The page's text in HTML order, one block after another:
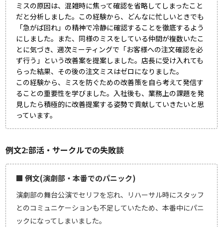
ミスの原因は、混雑時に焦って確認を省略してしまったこと
だと分析しました。この経験から、どんなに忙しいときでも
「急がば回れ」の精神で冷静に確認することを徹底するよう
にしました。また、同様のミスをしている仲間が複数いたこ
とに気づき、週次ミーティングで「お客様への注文確認を必
ず行う」という改善案を提案しました。店長に受け入れても
らった結果、その後の注文ミスはゼロになりました。
この経験から、ミスを防ぐための改善策を自ら考えて発信す
ることの重要性を学びました。入社後も、業務上の課題を発
見したら積極的に改善提案する姿勢で貢献していきたいと思
っています。
例文2:部活・サークルでの失敗談
■ 例文(演劇部・本番でのパニック)
演劇部の舞台公演でセリフを忘れ、リハーサル時にスタッフ
とのコミュニケーションも不足していたため、本番中にパニ
ックになってしまいました。